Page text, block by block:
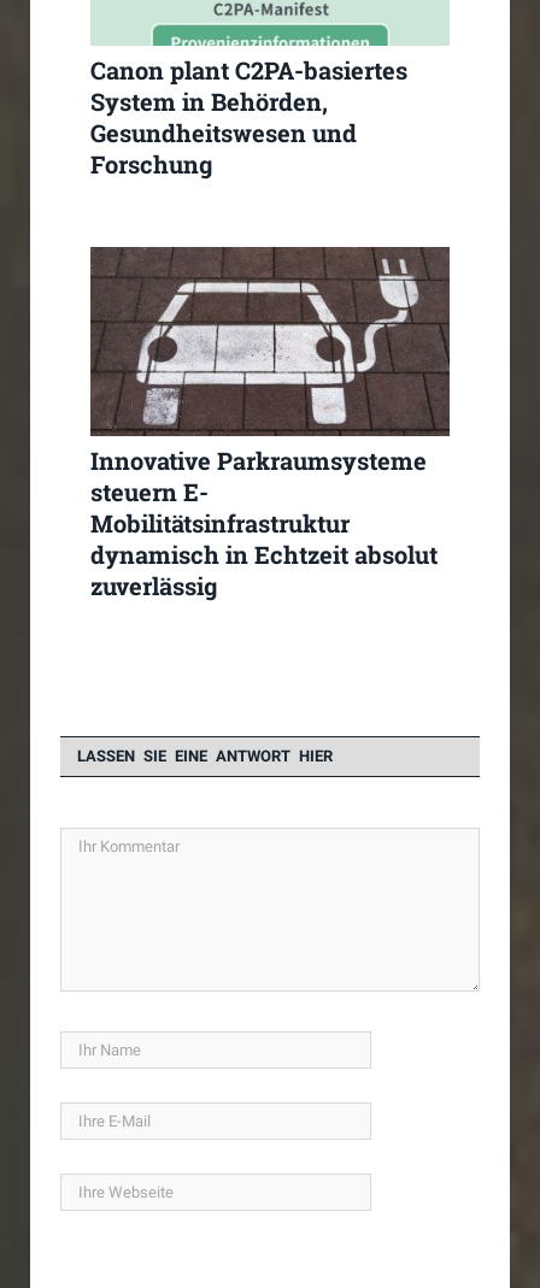
Canon plant C2PA-basiertes
System in Behörden,
Gesundheitswesen und
Forschung
Innovative Parkraumsysteme
steuern E-
Mobilitätsinfrastruktur
dynamisch in Echtzeit absolut
zuverlässig
LASSEN SIE EINE ANTWORT HIER